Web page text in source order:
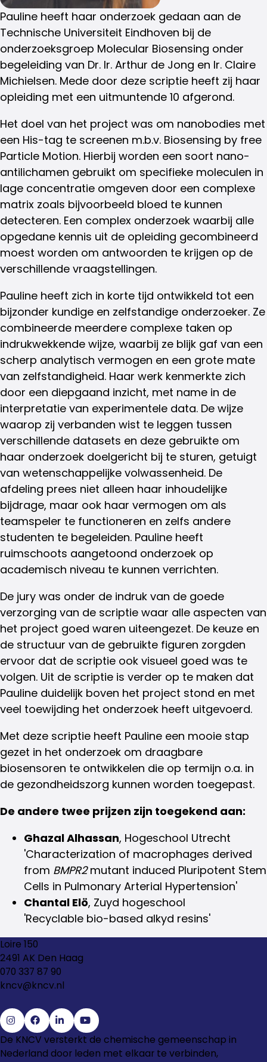
Pauline heeft haar onderzoek gedaan aan de
Technische Universiteit Eindhoven bij de
onderzoeksgroep Molecular Biosensing onder
begeleiding van Dr. Ir. Arthur de Jong en Ir. Claire
Michielsen. Mede door deze scriptie heeft zij haar
opleiding met een uitmuntende 10 afgerond.
Het doel van het project was om nanobodies met
een His-tag te screenen m.b.v. Biosensing by free
Particle Motion. Hierbij worden een soort nano-
antilichamen gebruikt om specifieke moleculen in
lage concentratie omgeven door een complexe
matrix zoals bijvoorbeeld bloed te kunnen
detecteren. Een complex onderzoek waarbij alle
opgedane kennis uit de opleiding gecombineerd
moest worden om antwoorden te krijgen op de
verschillende vraagstellingen.
Pauline heeft zich in korte tijd ontwikkeld tot een
bijzonder kundige en zelfstandige onderzoeker. Ze
combineerde meerdere complexe taken op
indrukwekkende wijze, waarbij ze blijk gaf van een
scherp analytisch vermogen en een grote mate
van zelfstandigheid. Haar werk kenmerkte zich
door een diepgaand inzicht, met name in de
interpretatie van experimentele data. De wijze
waarop zij verbanden wist te leggen tussen
verschillende datasets en deze gebruikte om
haar onderzoek doelgericht bij te sturen, getuigt
van wetenschappelijke volwassenheid. De
afdeling prees niet alleen haar inhoudelijke
bijdrage, maar ook haar vermogen om als
teamspeler te functioneren en zelfs andere
studenten te begeleiden. Pauline heeft
ruimschoots aangetoond onderzoek op
academisch niveau te kunnen verrichten.
De jury was onder de indruk van de goede
verzorging van de scriptie waar alle aspecten van
het project goed waren uiteengezet. De keuze en
de structuur van de gebruikte figuren zorgden
ervoor dat de scriptie ook visueel goed was te
volgen. Uit de scriptie is verder op te maken dat
Pauline duidelijk boven het project stond en met
veel toewijding het onderzoek heeft uitgevoerd.
Met deze scriptie heeft Pauline een mooie stap
gezet in het onderzoek om draagbare
biosensoren te ontwikkelen die op termijn o.a. in
de gezondheidszorg kunnen worden toegepast.
De andere twee prijzen zijn toegekend aan:
Ghazal Alhassan, Hogeschool Utrecht
'Characterization of macrophages derived
from BMPR2mutant induced Pluripotent Stem
Cells in Pulmonary Arterial Hypertension'
Chantal Elö, Zuyd hogeschool
'Recyclable bio-based alkyd resins'
Loire 150
2491 AK Den Haag
070 337 87 90
kncv@kncv.nl
Ga
naar
Ga
naar
Ga
naar
Ga
naar
De KNCV versterkt de chemische gemeenschap in
Nederland door leden met elkaar te verbinden,